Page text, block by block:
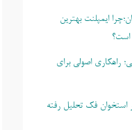
ایمپلنت بهترین
است؟
راهکاری اصولی برای
استخوان فک تحلیل رفته